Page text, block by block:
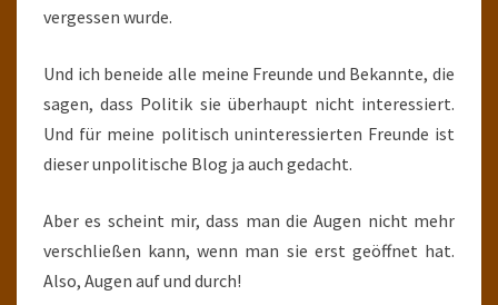
vergessen wurde.
Und ich beneide alle meine Freunde und Bekannte, die
sagen, dass Politik sie überhaupt nicht interessiert.
Und für meine politisch uninteressierten Freunde ist
dieser unpolitische Blog ja auch gedacht.
Aber es scheint mir, dass man die Augen nicht mehr
verschließen kann, wenn man sie erst geöffnet hat.
Also, Augen auf und durch!